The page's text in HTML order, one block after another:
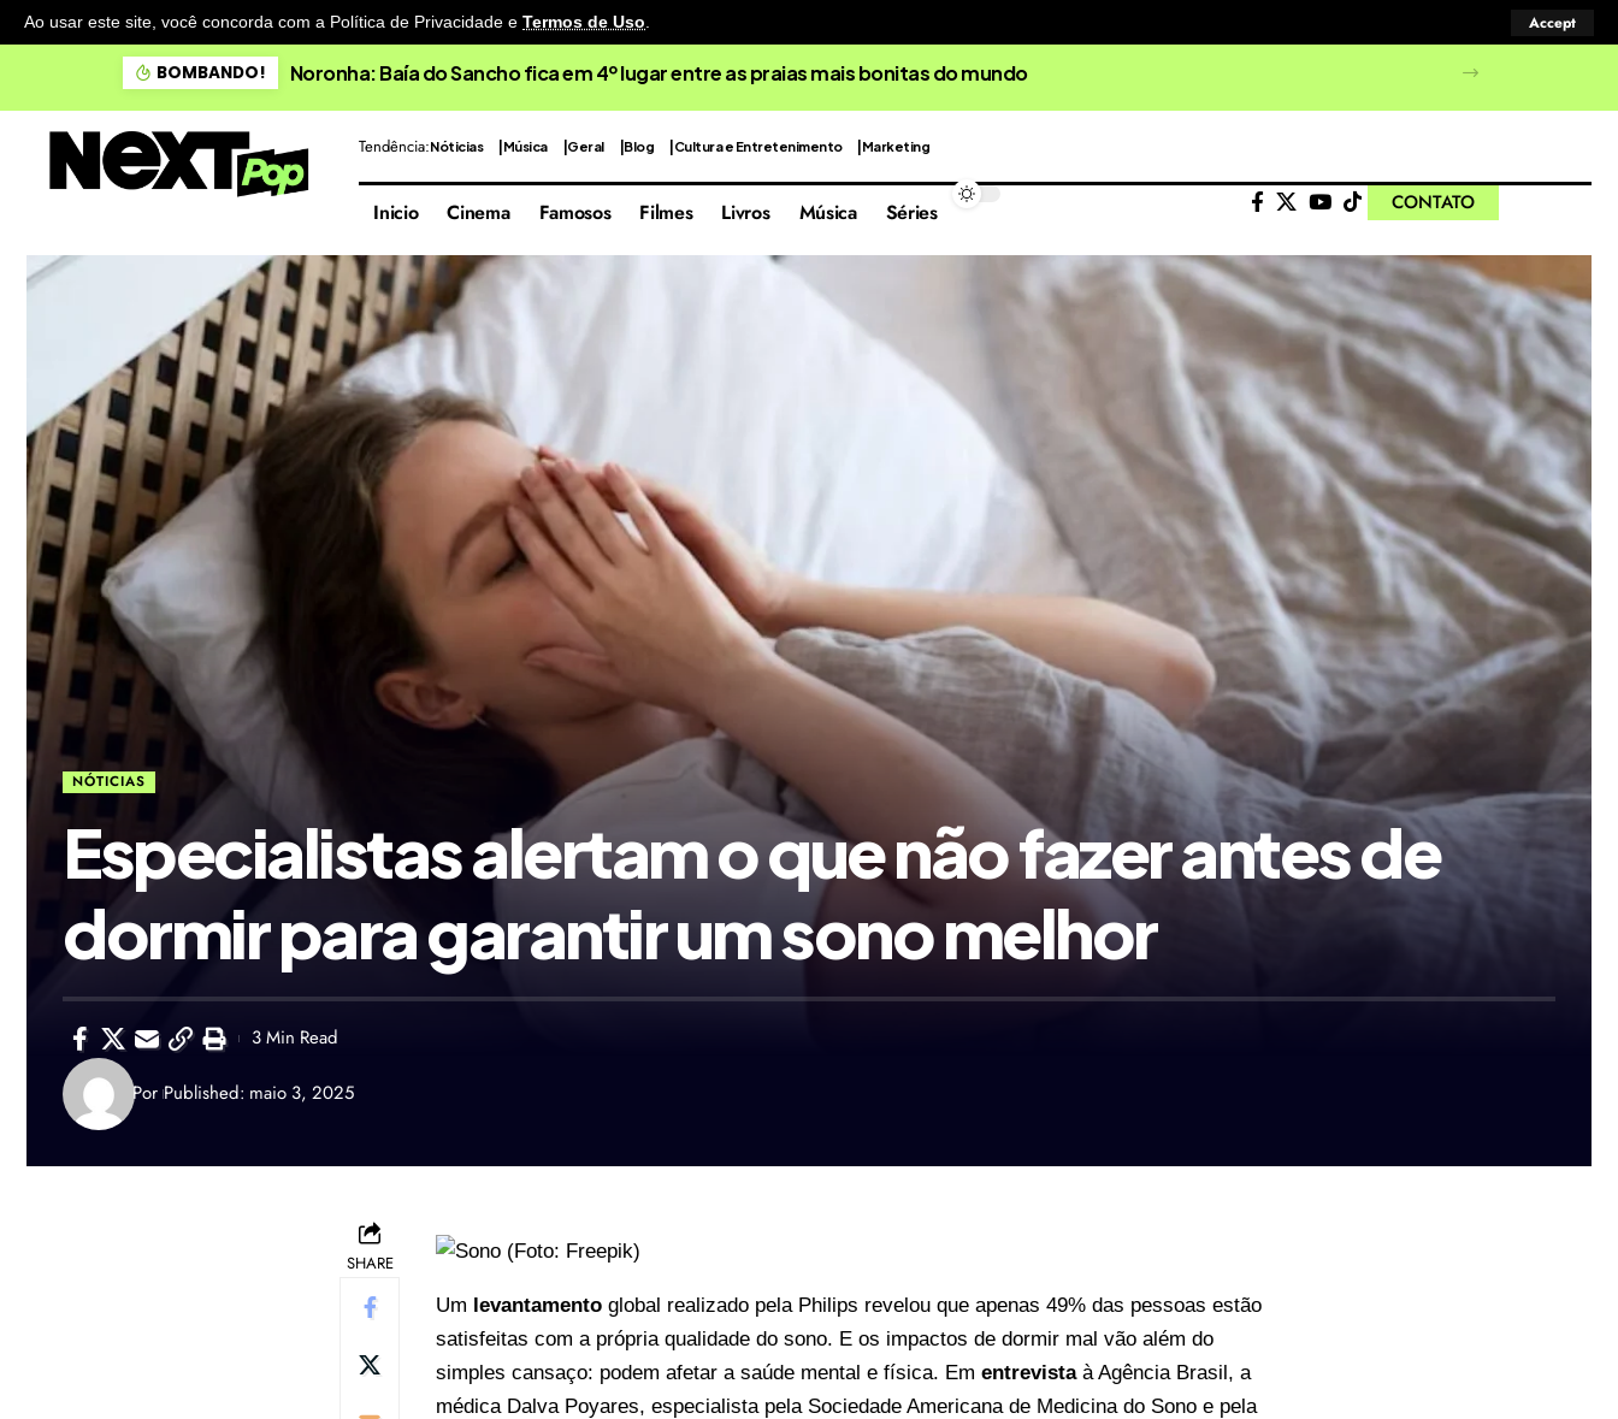
Ao usar este site, você concorda com a Política de Privacidade e Termos de Uso. Accept
BOMBANDO! Noronha: Baía do Sancho fica em 4º lugar entre as praias mais bonitas do mundo
Tendência:Nóticias Música Geral Blog Cultura e Entretenimento Marketing
Inicio Cinema Famosos Filmes Livros Música Séries CONTATO
NÓTICIAS
Especialistas alertam o que não fazer antes de
dormir para garantir um sono melhor
Por Published: maio 3, 2025
3 Min Read
SHARE
Um levantamento global realizado pela Philips revelou que apenas 49% das pessoas estão
satisfeitas com a própria qualidade do sono. E os impactos de dormir mal vão além do
simples cansaço: podem afetar a saúde mental e física. Em entrevista à Agência Brasil, a
médica Dalva Poyares, especialista pela Sociedade Americana de Medicina do Sono e pela